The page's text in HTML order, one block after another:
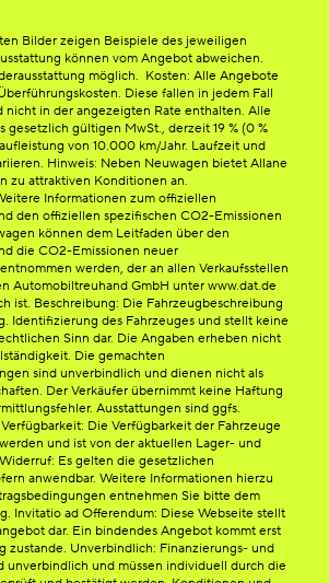
Bilder zeigen Beispiele des jeweiligen
können vom Angebot abweichen.
möglich. Kosten: Alle Angebote
Diese fallen in jedem Fall
nicht in der angezeigten Rate enthalten. Alle
gesetzlich gültigen MwSt., derzeit 19 % (0 %
von 10.000 km/Jahr. Laufzeit und
Hinweis: Neben Neuwagen bietet Allane
zu attraktiven Konditionen an.
Informationen zum offiziellen
den offiziellen spezifischen CO2-Emissionen
können dem Leitfaden über den
die CO2-Emissionen neuer
werden, der an allen Verkaufsstellen
Automobiltreuhand GmbH unter www.dat.de
ist. Beschreibung: Die Fahrzeugbeschreibung
Identifizierung des Fahrzeuges und stellt keine
Sinn dar. Die Angaben erheben nicht
Die gemachten
sind unverbindlich und dienen nicht als
Der Verkäufer übernimmt keine Haftung
Ausstattungen sind ggfs.
Die Verfügbarkeit der Fahrzeuge
und ist von der aktuellen Lager- und
Es gelten die gesetzlichen
anwendbar. Weitere Informationen hierzu
entnehmen Sie bitte dem
Invitatio ad Offerendum: Diese Webseite stellt
dar. Ein bindendes Angebot kommt erst
zustande. Unverbindlich: Finanzierungs- und
unverbindlich und müssen individuell durch die